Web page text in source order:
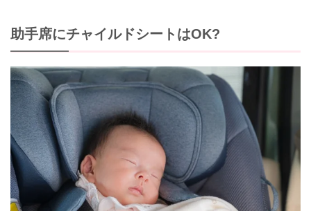
助手席にチャイルドシートはOK?